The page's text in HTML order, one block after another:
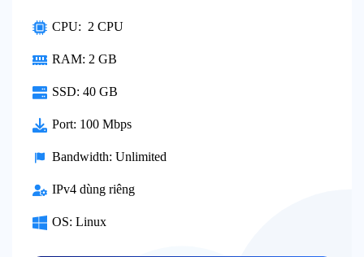
CPU: 2 CPU
RAM: 2 GB
SSD: 40 GB
Port: 100 Mbps
Bandwidth: Unlimited
IPv4 dùng riêng
OS: Linux